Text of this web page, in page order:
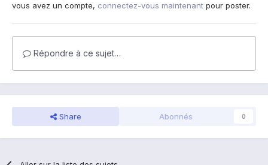
vous avez un compte, connectez-vous maintenant pour poster.
Répondre à ce sujet…
Share Abonnés 0